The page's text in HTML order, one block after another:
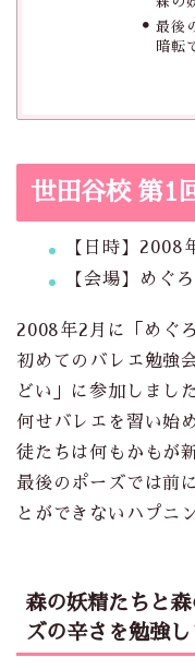
最後
暗転
世田谷校 第1
【日時】2008
【会場】めぐ
2008年2月に「めぐ
初めてのバレエ勉強
どい」に参加しました
何せバレエを習い始
徒たちは何もかもが
最後のポーズでは前
とができないハプニ
森の妖精たちと
ズの辛さを勉強し